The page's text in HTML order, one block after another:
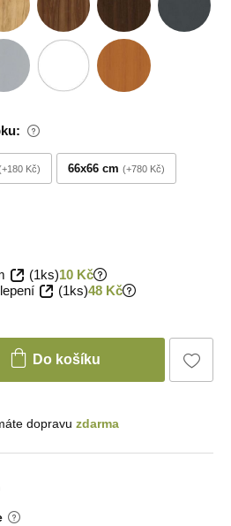
+180 Kč 66x66 cm +780 Kč
(1ks)10 Kč
(1ks)48 Kč
Do košíku
dopravu zdarma